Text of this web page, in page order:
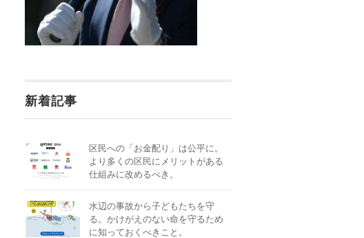
新着記事
区民への「お金配り」は公平に。
より多くの区民にメリットがある
仕組みに改めるべき。
水辺の事故から子どもたちを守
る。かけがえのない命を守るため
に知っておくべきこと。